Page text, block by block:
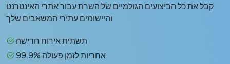
קבל את כל הביצועים הגולמיים של השרת עבור אתרי האינטרנט
והיישומים עתירי המשאבים שלך
תשתית אירוח חדישה
99.9% אחריות לזמן פעולה